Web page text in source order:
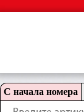
С начала номера